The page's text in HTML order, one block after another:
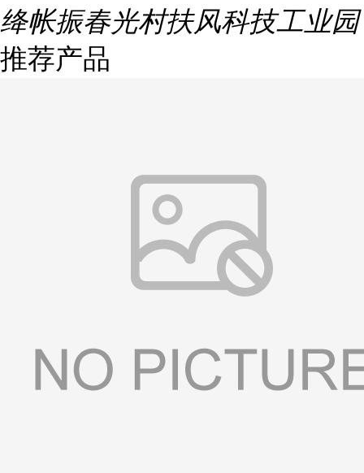
绛帐振春光村扶风科技工业园
推荐产品